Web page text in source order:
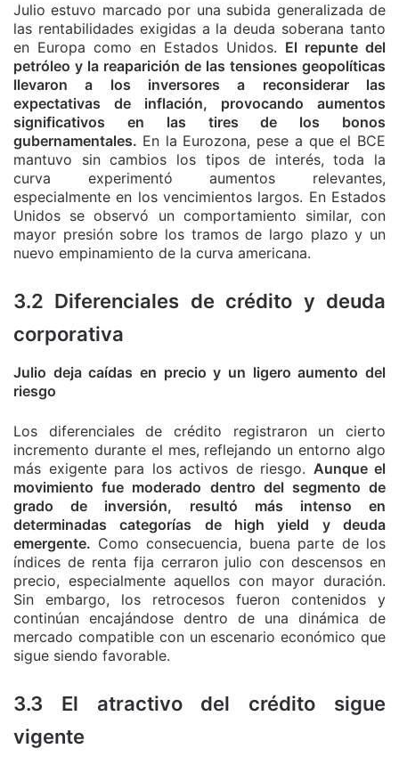
Julio estuvo marcado por una subida generalizada de
las rentabilidades exigidas a la deuda soberana tanto
en Europa como en Estados Unidos. El repunte del
petróleo y la reaparición de las tensiones geopolíticas
llevaron a los inversores a reconsiderar las
expectativas de inflación, provocando aumentos
significativos en las tires de los bonos
gubernamentales. En la Eurozona, pese a que el BCE
mantuvo sin cambios los tipos de interés, toda la
curva experimentó aumentos relevantes,
especialmente en los vencimientos largos. En Estados
Unidos se observó un comportamiento similar, con
mayor presión sobre los tramos de largo plazo y un
nuevo empinamiento de la curva americana.
3.2 Diferenciales de crédito y deuda
corporativa
Julio deja caídas en precio y un ligero aumento del
riesgo
Los diferenciales de crédito registraron un cierto
incremento durante el mes, reflejando un entorno algo
más exigente para los activos de riesgo. Aunque el
movimiento fue moderado dentro del segmento de
grado de inversión, resultó más intenso en
determinadas categorías de high yield y deuda
emergente. Como consecuencia, buena parte de los
índices de renta fija cerraron julio con descensos en
precio, especialmente aquellos con mayor duración.
Sin embargo, los retrocesos fueron contenidos y
continúan encajándose dentro de una dinámica de
mercado compatible con un escenario económico que
sigue siendo favorable.
3.3 El atractivo del crédito sigue
vigente